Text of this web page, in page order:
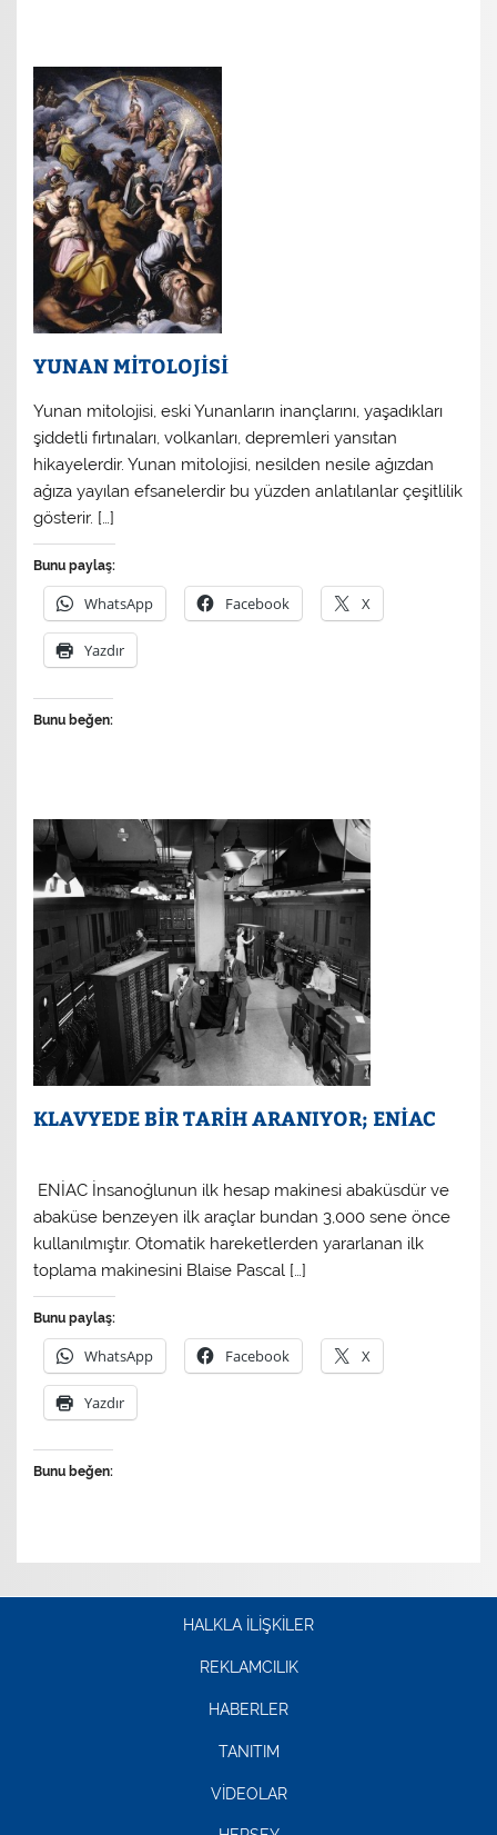
YUNAN MİTOLOJİSİ
Yunan mitolojisi, eski Yunanların inançlarını, yaşadıkları
şiddetli fırtınaları, volkanları, depremleri yansıtan
hikayelerdir. Yunan mitolojisi, nesilden nesile ağızdan
ağıza yayılan efsanelerdir bu yüzden anlatılanlar çeşitlilik
gösterir. […]
Bunu paylaş:
WhatsApp Facebook X
Yazdır
Bunu beğen:
KLAVYEDE BİR TARİH ARANIYOR; ENİAC
ENİAC İnsanoğlunun ilk hesap makinesi abaküsdür ve
abaküse benzeyen ilk araçlar bundan 3,000 sene önce
kullanılmıştır. Otomatik hareketlerden yararlanan ilk
toplama makinesini Blaise Pascal […]
Bunu paylaş:
WhatsApp Facebook X
Yazdır
Bunu beğen:
HALKLA İLİŞKİLER
REKLAMCILIK
HABERLER
TANITIM
VİDEOLAR